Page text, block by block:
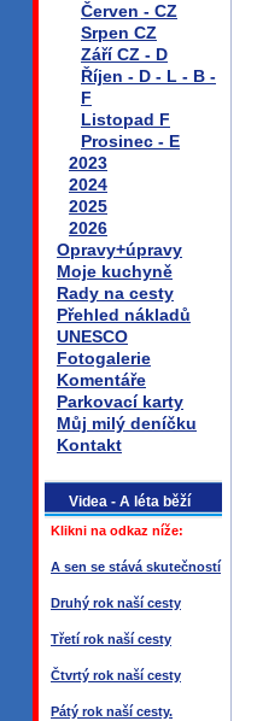
Červen - CZ
Srpen CZ
Září CZ - D
Říjen - D - L - B -
F
Listopad F
Prosinec - E
2023
2024
2025
2026
Opravy+úpravy
Moje kuchyně
Rady na cesty
Přehled nákladů
UNESCO
Fotogalerie
Komentáře
Parkovací karty
Můj milý deníčku
Kontakt
Videa - A léta běží
Klikni na odkaz níže:
A sen se stává skutečností
Druhý rok naší cesty
Třetí rok naší cesty
Čtvrtý rok naší cesty
Pátý rok naší cesty.